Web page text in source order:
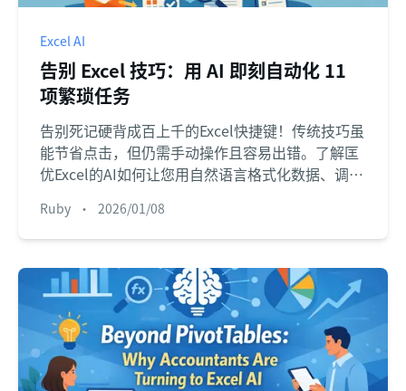
Excel AI
告别 Excel 技巧：用 AI 即刻自动化 11
项繁琐任务
告别死记硬背成百上千的Excel快捷键！传统技巧虽
能节省点击，但仍需手动操作且容易出错。了解匡
优Excel的AI如何让您用自然语言格式化数据、调整
Ruby • 2026/01/08